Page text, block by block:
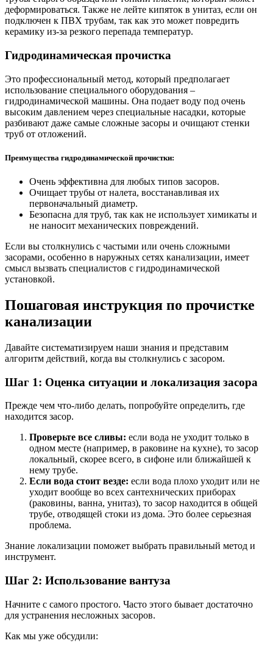
деформироваться. Также не лейте кипяток в унитаз, если он
подключен к ПВХ трубам, так как это может повредить
керамику из-за резкого перепада температур.
Гидродинамическая прочистка
Это профессиональный метод, который предполагает
использование специального оборудования –
гидродинамической машины. Она подает воду под очень
высоким давлением через специальные насадки, которые
разбивают даже самые сложные засоры и очищают стенки
труб от отложений.
Преимущества гидродинамической прочистки:
Очень эффективна для любых типов засоров.
Очищает трубы от налета, восстанавливая их
первоначальный диаметр.
Безопасна для труб, так как не использует химикаты и
не наносит механических повреждений.
Если вы столкнулись с частыми или очень сложными
засорами, особенно в наружных сетях канализации, имеет
смысл вызвать специалистов с гидродинамической
установкой.
Пошаговая инструкция по прочистке
канализации
Давайте систематизируем наши знания и представим
алгоритм действий, когда вы столкнулись с засором.
Шаг 1: Оценка ситуации и локализация засора
Прежде чем что-либо делать, попробуйте определить, где
находится засор.
Проверьте все сливы: если вода не уходит только в
одном месте (например, в раковине на кухне), то засор
локальный, скорее всего, в сифоне или ближайшей к
нему трубе.
Если вода стоит везде: если вода плохо уходит или не
уходит вообще во всех сантехнических приборах
(раковины, ванна, унитаз), то засор находится в общей
трубе, отводящей стоки из дома. Это более серьезная
проблема.
Знание локализации поможет выбрать правильный метод и
инструмент.
Шаг 2: Использование вантуза
Начните с самого простого. Часто этого бывает достаточно
для устранения несложных засоров.
Как мы уже обсудили: